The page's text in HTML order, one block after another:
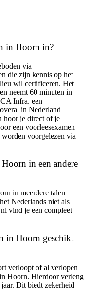
in Hoorn in?
via
die zijn kennis op het
wil certificeren. Het
neemt 60 minuten in
Infra, een
in Nederland
hoor je direct of je
een voorleesexamen
voorgelezen via
in een andere
in meerdere talen
Nederlands niet als
vind je een compleet
in Hoorn geschikt
verloopt of al verlopen
Hoorn. Hierdoor verleng
Dit biedt zekerheid